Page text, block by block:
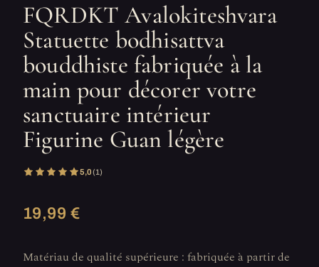
FQRDKT Avalokiteshvara
Statuette bodhisattva
bouddhiste fabriquée à la
main pour décorer votre
sanctuaire intérieur
Figurine Guan légère
5,0(1)
19,99 €
Matériau de qualité supérieure : fabriquée à partir de